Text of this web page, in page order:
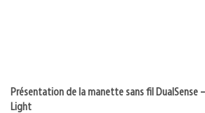
Présentation de la manette sans fil DualSense
Light